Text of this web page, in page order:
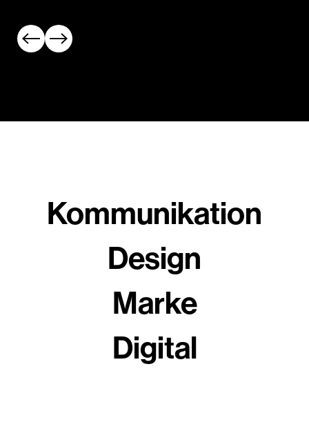
Kommunikation
Design
Marke
Digital